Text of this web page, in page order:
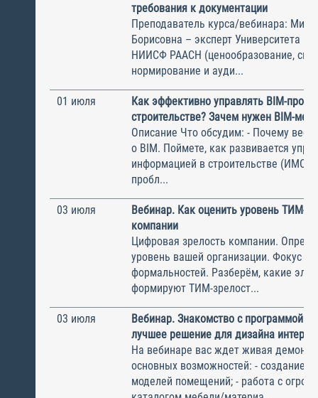
требования к документации
Преподаватель курса/вебинара:
Борисовна – эксперт Университета
НИИСФ РААСН (ценообразование,
нормирование и ауди...
01 июля
Как эффективно управлять BIM-
строительстве? Зачем нужен BIM-
Описание Что обсудим: - Почему весь
о BIM. Поймете, как развивается
информацией в строительстве (ИМС).
пробл...
03 июля
Вебинар. Как оценить уровень ТИМ-
компании
Цифровая зрелость компании.
уровень вашей организации. Фокус —
формальностей. Разберём, какие
формируют ТИМ-зрелост...
03 июля
Вебинар. Знакомство с программой
лучшее решение для дизайна
На вебинаре вас ждет живая
основных возможностей: - создание
моделей помещений; - работа с